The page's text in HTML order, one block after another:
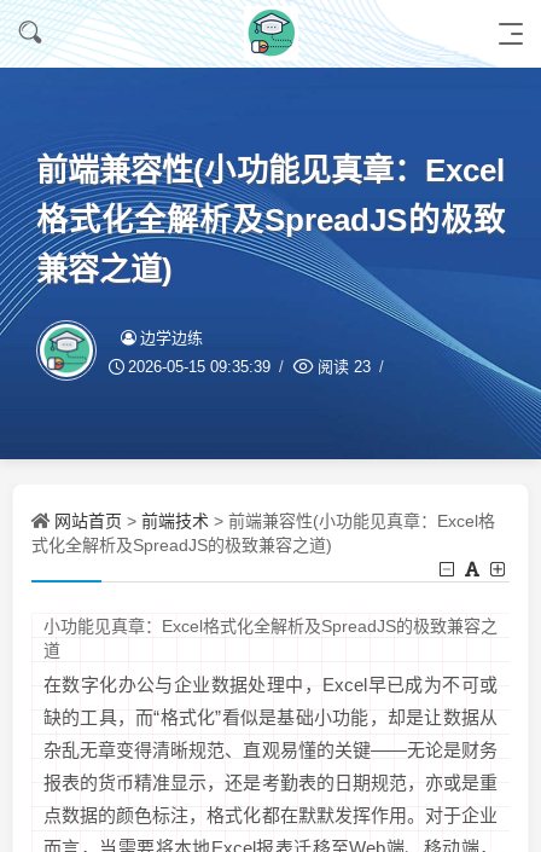
前端兼容性(小功能见真章：Excel
格式化全解析及SpreadJS的极致
兼容之道)
边学边练
2026-05-15 09:35:39 阅读 23
网站首页 > 前端技术 > 前端兼容性(小功能见真章：Excel格
式化全解析及SpreadJS的极致兼容之道)
小功能见真章：Excel格式化全解析及SpreadJS的极致兼容之
道
在数字化办公与企业数据处理中，Excel早已成为不可或
缺的工具，而“格式化”看似是基础小功能，却是让数据从
杂乱无章变得清晰规范、直观易懂的关键——无论是财务
报表的货币精准显示，还是考勤表的日期规范，亦或是重
点数据的颜色标注，格式化都在默默发挥作用。对于企业
而言，当需要将本地Excel报表迁移至Web端、移动端，